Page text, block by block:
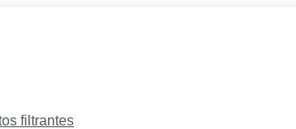
filtrantes